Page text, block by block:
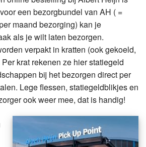
een bezorgbundel van AH ( =
maand bezorging) kan je
als je wilt laten bezorgen.
verpakt in kratten (ook gekoeld,
krat rekenen ze hier statiegeld
bij het bezorgen direct per
Lege flessen, statiegeldblikjes en
ook weer mee, dat is handig!